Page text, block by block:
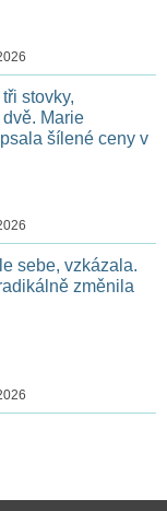
stovky,
Marie
šílené ceny v
sebe, vzkázala.
změnila